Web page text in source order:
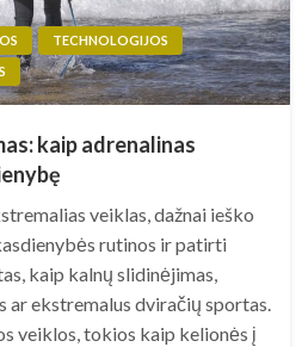
TECHNOLOGIJOS
kaip adrenalinas
veiklas, dažnai ieško
rutinos ir patirti
kaip kalnų slidinėjimas,
ar ekstremalus dviračių sportas.
veiklos, tokios kaip kelionės į